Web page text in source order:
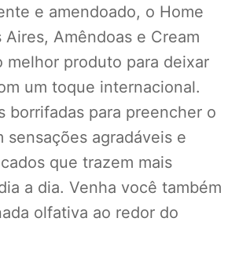
e amendoado, o Home
Aires, Amêndoas e Cream
melhor produto para deixar
um toque internacional.
borrifadas para preencher o
sensações agradáveis e
que trazem mais
a dia. Venha você também
olfativa ao redor do